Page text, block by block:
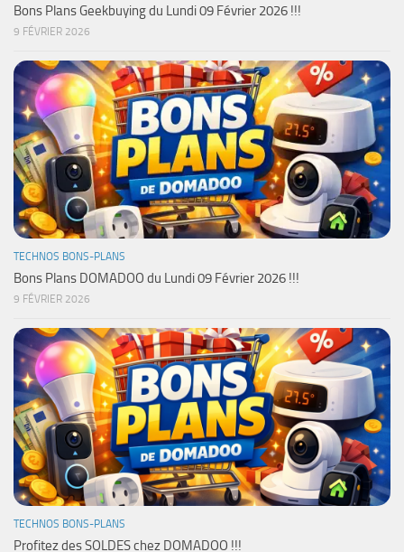
Bons Plans Geekbuying du Lundi 09 Février 2026 !!!
9 FÉVRIER 2026
TECHNOS BONS-PLANS
Bons Plans DOMADOO du Lundi 09 Février 2026 !!!
9 FÉVRIER 2026
TECHNOS BONS-PLANS
Profitez des SOLDES chez DOMADOO !!!